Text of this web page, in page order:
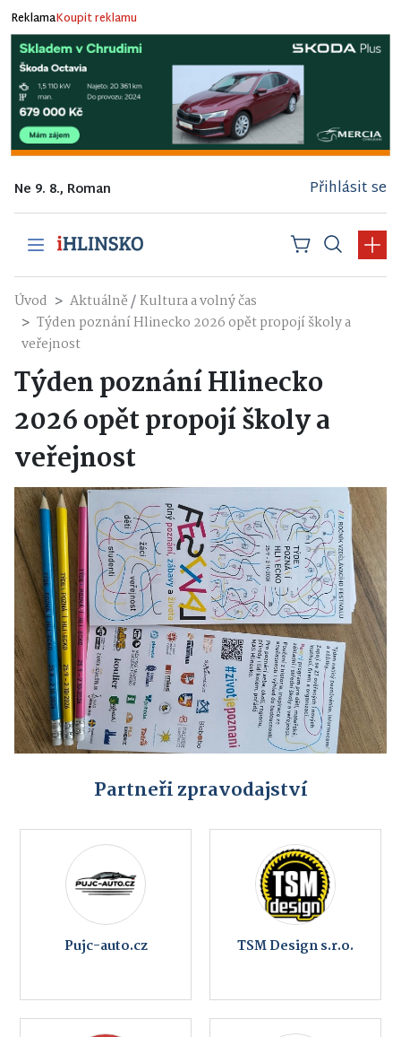
ReklamaKoupit reklamu
Ne 9. 8., Roman Přihlásit se
Úvod Aktuálně/Kultura a volný čas
Týden poznání Hlinecko 2026 opět propojí školy a
veřejnost
Týden poznání Hlinecko
2026 opět propojí školy a
veřejnost
Partneři zpravodajství
Pujc-auto.cz TSM Design s.r.o.